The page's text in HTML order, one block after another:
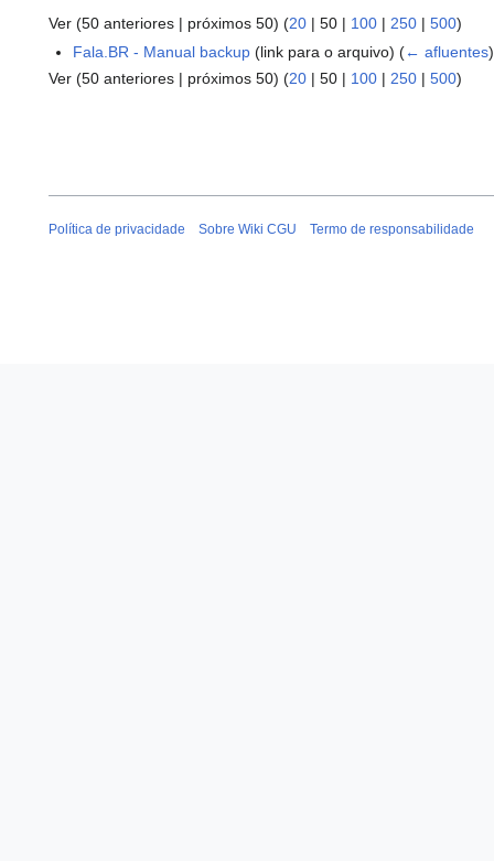
Ver (50 anteriores | próximos 50) (20 | 50 | 100 | 250 | 500)
Fala.BR - Manual backup (link para o arquivo)(← afluentes)
Ver (50 anteriores | próximos 50) (20 | 50 | 100 | 250 | 500)
Política de privacidade Sobre Wiki CGU Termo de responsabilidade